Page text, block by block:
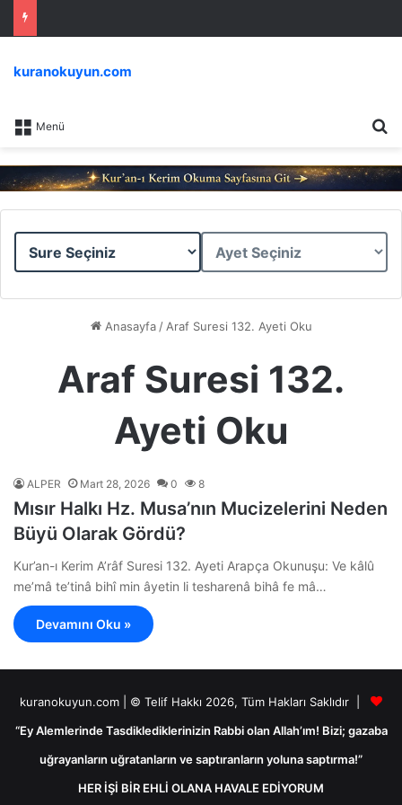
Menü
kuranokuyun.com
Sure
Ayet
Anasayfa / Araf Suresi 132. Ayeti Oku
Araf Suresi 132.
Ayeti Oku
ALPER Mart 28, 2026 0 8
Mısır Halkı Hz. Musa’nın Mucizelerini Neden
Büyü Olarak Gördü?
Kur’an-ı Kerim A’râf Suresi 132. Ayeti Arapça Okunuşu: Ve kâlû
me’mâ te’tinâ bihî min âyetin li tesharenâ bihâ fe mâ…
Devamını Oku »
kuranokuyun.com | © Telif Hakkı 2026, Tüm Hakları Saklıdır |
“Ey Alemlerinde Tasdiklediklerinizin Rabbi olan Allah’ım! Bizi; gazaba
uğrayanların uğratanların ve saptıranların yoluna saptırma!”
HER İŞİ BİR EHLİ OLANA HAVALE EDİYORUM